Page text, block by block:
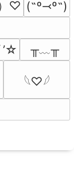
♡ (˶º⤙º˶)
’☆
╥﹏╥
𓆩♡𓆪